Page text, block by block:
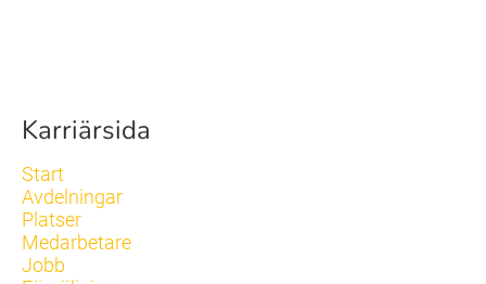
Karriärsida
Start
Avdelningar
Platser
Medarbetare
Jobb